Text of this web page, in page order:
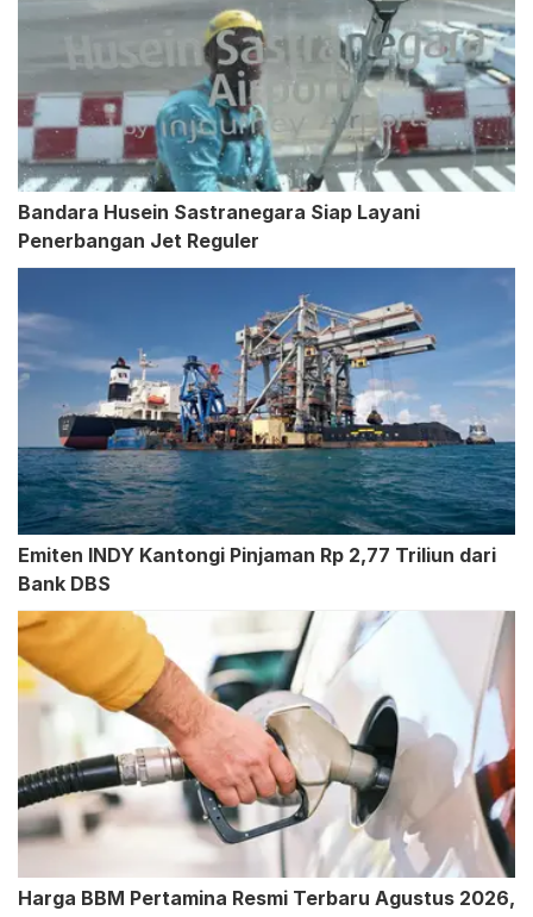
Bandara Husein Sastranegara Siap Layani
Penerbangan Jet Reguler
Emiten INDY Kantongi Pinjaman Rp 2,77 Triliun dari
Bank DBS
Harga BBM Pertamina Resmi Terbaru Agustus 2026,